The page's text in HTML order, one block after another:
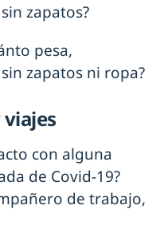
zapatos?
pesa,
zapatos ni ropa?
con alguna
de Covid-19?
de trabajo,